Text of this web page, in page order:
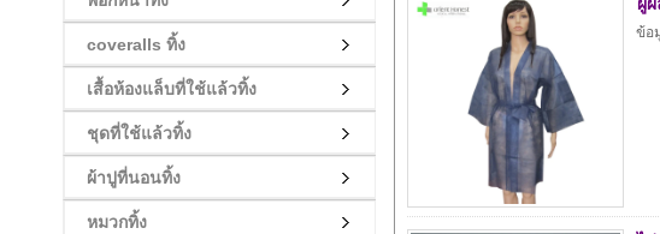
coveralls ทิ้ง
เสื้อห้องแล็บที่ใช้แล้วทิ้ง
ชุดที่ใช้แล้วทิ้ง
ผ้าปูที่นอนทิ้ง
หมวกทิ้ง
ข้อ